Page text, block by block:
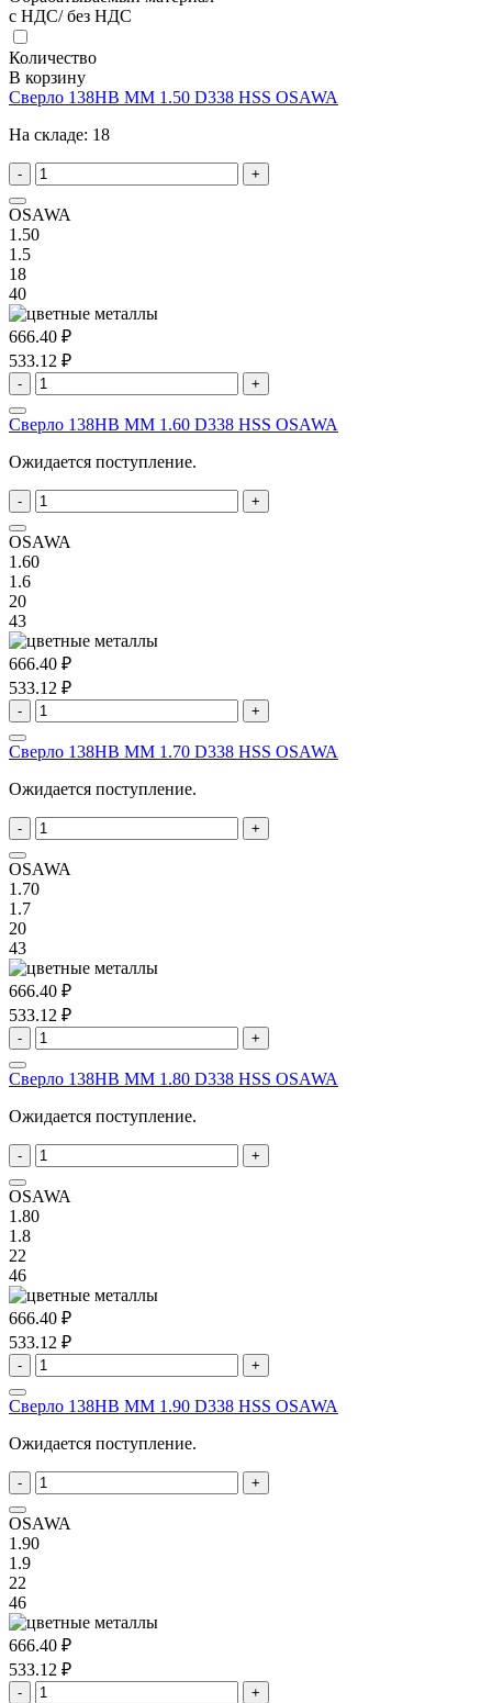
с НДС/ без НДС
Количество
В корзину
Сверло 138HB MM 1.50 D338 HSS OSAWA
На складе: 18
- +
OSAWA
1.50
1.5
18
40
666.40 ₽
533.12 ₽
- +
Сверло 138HB MM 1.60 D338 HSS OSAWA
Ожидается поступление.
- +
OSAWA
1.60
1.6
20
43
666.40 ₽
533.12 ₽
- +
Сверло 138HB MM 1.70 D338 HSS OSAWA
Ожидается поступление.
- +
OSAWA
1.70
1.7
20
43
666.40 ₽
533.12 ₽
- +
Сверло 138HB MM 1.80 D338 HSS OSAWA
Ожидается поступление.
- +
OSAWA
1.80
1.8
22
46
666.40 ₽
533.12 ₽
- +
Сверло 138HB MM 1.90 D338 HSS OSAWA
Ожидается поступление.
- +
OSAWA
1.90
1.9
22
46
666.40 ₽
533.12 ₽
- +